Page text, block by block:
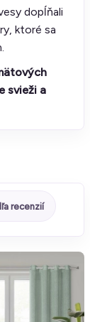
dopĺňali
ktoré sa
svieži a
recenzií